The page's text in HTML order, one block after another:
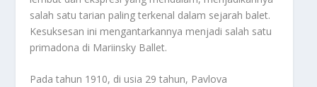
salah satu tarian paling terkenal dalam sejarah balet.
Kesuksesan ini mengantarkannya menjadi salah satu
primadona di Mariinsky Ballet.
Pada tahun 1910, di usia 29 tahun, Pavlova